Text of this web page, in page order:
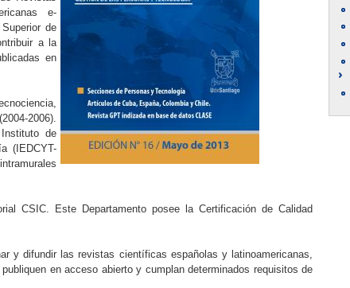
e-
de
a la
en
2006).
de
(IEDCYT-
CSIC. Este Departamento posee la Certificación de Calidad
y difundir las revistas científicas españolas y latinoamericanas,
en acceso abierto y cumplan determinados requisitos de